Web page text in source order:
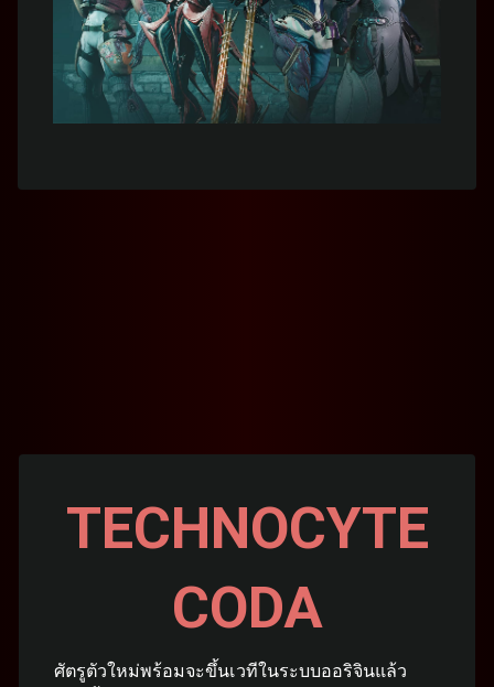
TECHNOCYTE
CODA
ศัตรูตัวใหม่พร้อมจะขึ้นเวทีในระบบออริจินแล้ว